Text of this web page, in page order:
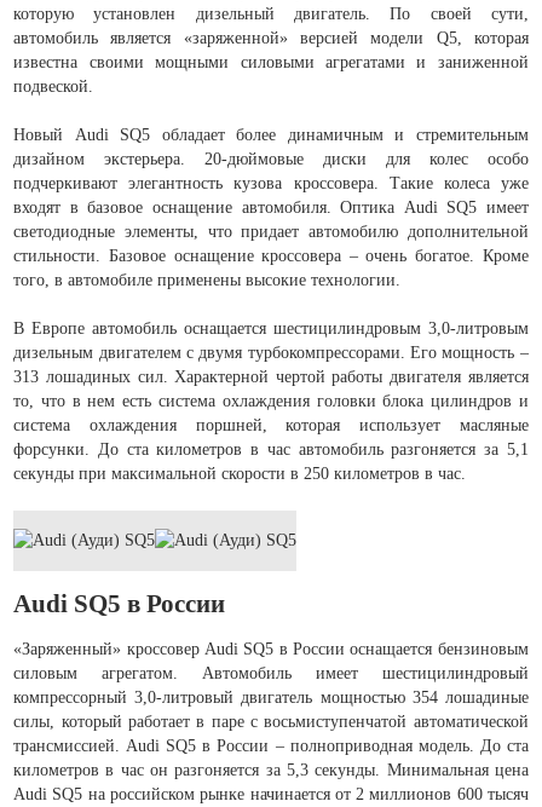
которую установлен дизельный двигатель. По своей сути,
автомобиль является «заряженной» версией модели Q5, которая
известна своими мощными силовыми агрегатами и заниженной
подвеской.
Новый Audi SQ5 обладает более динамичным и стремительным
дизайном экстерьера. 20-дюймовые диски для колес особо
подчеркивают элегантность кузова кроссовера. Такие колеса уже
входят в базовое оснащение автомобиля. Оптика Audi SQ5 имеет
светодиодные элементы, что придает автомобилю дополнительной
стильности. Базовое оснащение кроссовера – очень богатое. Кроме
того, в автомобиле применены высокие технологии.
В Европе автомобиль оснащается шестицилиндровым 3,0-литровым
дизельным двигателем с двумя турбокомпрессорами. Его мощность –
313 лошадиных сил. Характерной чертой работы двигателя является
то, что в нем есть система охлаждения головки блока цилиндров и
система охлаждения поршней, которая использует масляные
форсунки. До ста километров в час автомобиль разгоняется за 5,1
секунды при максимальной скорости в 250 километров в час.
Audi SQ5 в России
«Заряженный» кроссовер Audi SQ5 в России оснащается бензиновым
силовым агрегатом. Автомобиль имеет шестицилиндровый
компрессорный 3,0-литровый двигатель мощностью 354 лошадиные
силы, который работает в паре с восьмиступенчатой автоматической
трансмиссией. Audi SQ5 в России – полноприводная модель. До ста
километров в час он разгоняется за 5,3 секунды. Минимальная цена
Audi SQ5 на российском рынке начинается от 2 миллионов 600 тысяч